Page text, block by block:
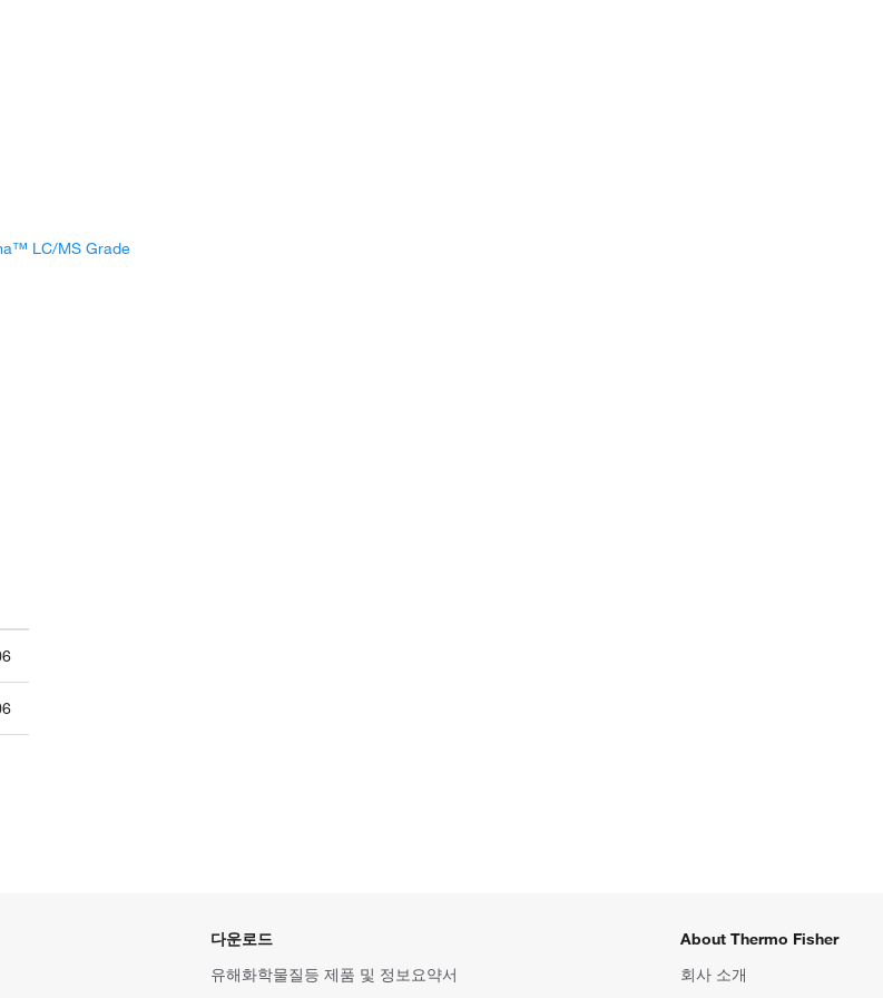
LC/MS Grade
다운로드
유해화학물질등 제품 및 정보요약서
About Thermo Fisher
회사 소개